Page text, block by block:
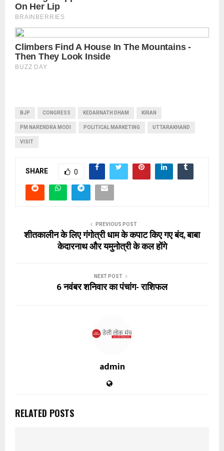
BJP CONGRESS KEDARNATH DHAM KIRAN
PM NARENDRA MODI POLITICAL MARKETING UTTARAKHAND
VISIT
SHARE 0
PREVIOUS POST
शीतकालीन के लिए गंगोत्री धाम के कपाट किए गए बंद, बाबा
केदारनाथ और यमुनोत्री के कल होंगे
NEXT POST
6 नवंबर शनिवार का पंचांग- राशिफल
admin
RELATED POSTS